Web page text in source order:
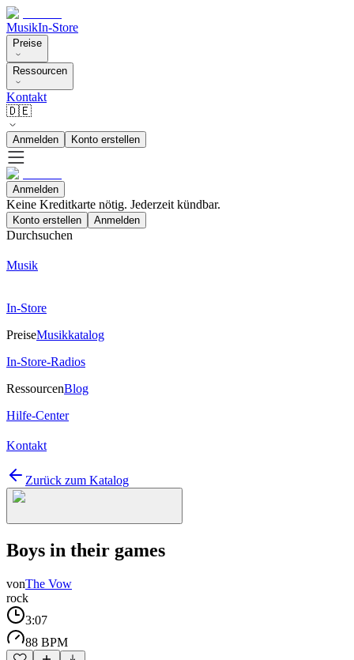
MusikIn-Store
Preise
Ressourcen
Kontakt
🇩🇪
Anmelden Konto erstellen
Anmelden
Keine Kreditkarte nötig. Jederzeit kündbar.
Konto erstellen Anmelden
Durchsuchen
Musik
In-Store
PreiseMusikkatalog
In-Store-Radios
RessourcenBlog
Hilfe-Center
Kontakt
Zurück zum Katalog
Boys in their games
vonThe Vow
rock
3:07
88 BPM